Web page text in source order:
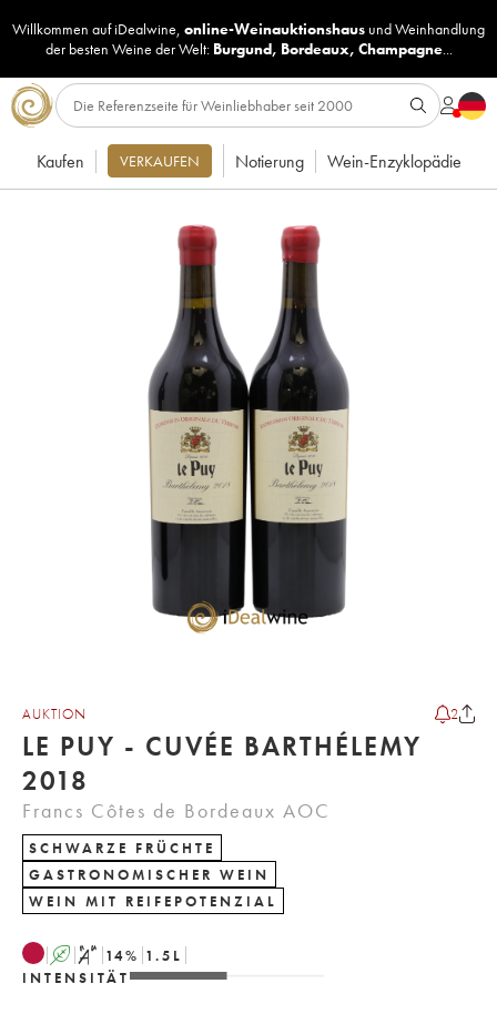
Willkommen auf iDealwine, online-Weinauktionshaus undWeinhandlung
der besten Weine der Welt: Burgund, Bordeaux, Champagne...
Kaufen VERKAUFEN Notierung Wein-Enzyklopädie
AUKTION 2
LE PUY - CUVÉE BARTHÉLEMY
2018
Francs Côtes de Bordeaux AOC
SCHWARZE FRÜCHTE
GASTRONOMISCHER WEIN
WEIN MIT REIFEPOTENZIAL
A S 14% 1.5 L
INTENSITÄT